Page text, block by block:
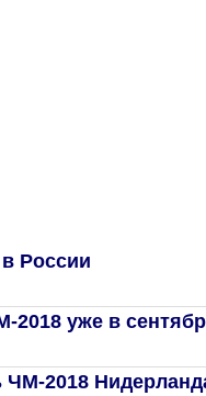
России
2018 уже в
2018